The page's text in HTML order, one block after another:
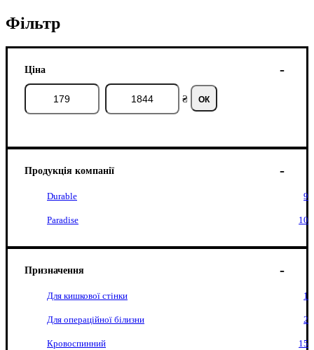
Фільтр
Ціна
₴ ОК
Продукція компанії
Durable 9
Paradise 10
Призначення
Для кишкової стінки 1
Для операційної білизни 2
Кровоспинний 15